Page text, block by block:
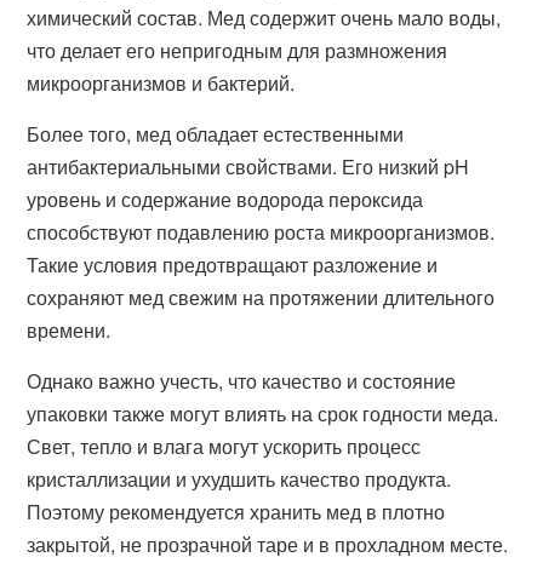
химический состав. Мед содержит очень мало воды,
что делает его непригодным для размножения
микроорганизмов и бактерий.
Более того, мед обладает естественными
антибактериальными свойствами. Его низкий pH
уровень и содержание водорода пероксида
способствуют подавлению роста микроорганизмов.
Такие условия предотвращают разложение и
сохраняют мед свежим на протяжении длительного
времени.
Однако важно учесть, что качество и состояние
упаковки также могут влиять на срок годности меда.
Свет, тепло и влага могут ускорить процесс
кристаллизации и ухудшить качество продукта.
Поэтому рекомендуется хранить мед в плотно
закрытой, не прозрачной таре и в прохладном месте.